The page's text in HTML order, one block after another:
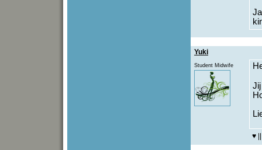
Yuki
Student Midwife
♥